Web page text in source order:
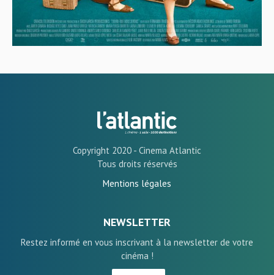
Copyright 2020 - Cinema Atlantic
Tous droits réservés
Mentions légales
NEWSLETTER
Restez informé en vous inscrivant à la newsletter de votre
cinéma !